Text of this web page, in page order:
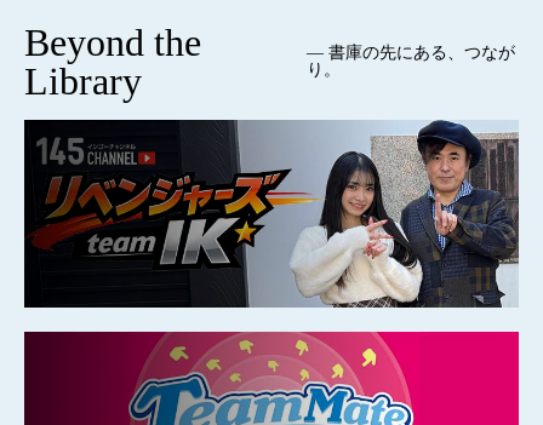
Beyond the
Library
— 書庫の先にある、つなが
り。